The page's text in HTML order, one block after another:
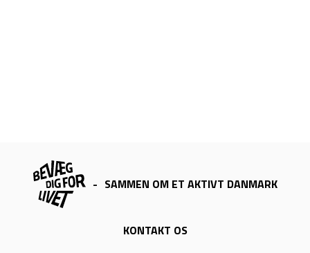
- SAMMEN OM ET AKTIVT DANMARK
KONTAKT OS